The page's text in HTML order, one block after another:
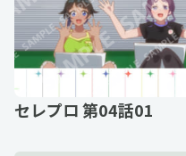
セレプロ 第04話01